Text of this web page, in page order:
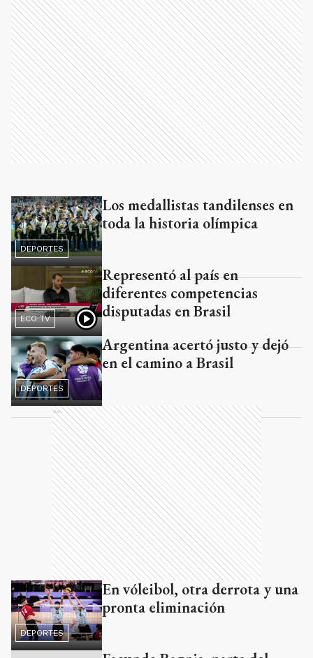
DEPORTES
Los medallistas tandilenses en
toda la historia olímpica
ECO TV
Representó al país en
diferentes competencias
disputadas en Brasil
DEPORTES
Argentina acertó justo y dejó
en el camino a Brasil
Ads
DEPORTES
En vóleibol, otra derrota y una
pronta eliminación